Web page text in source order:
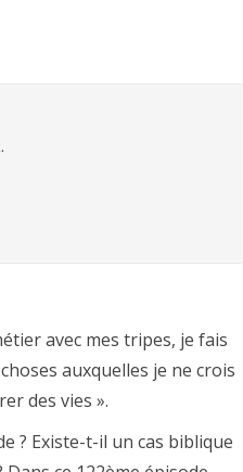
avec mes tripes, je fais
auxquelles je ne crois
des vies ».
? Existe-t-il un cas biblique